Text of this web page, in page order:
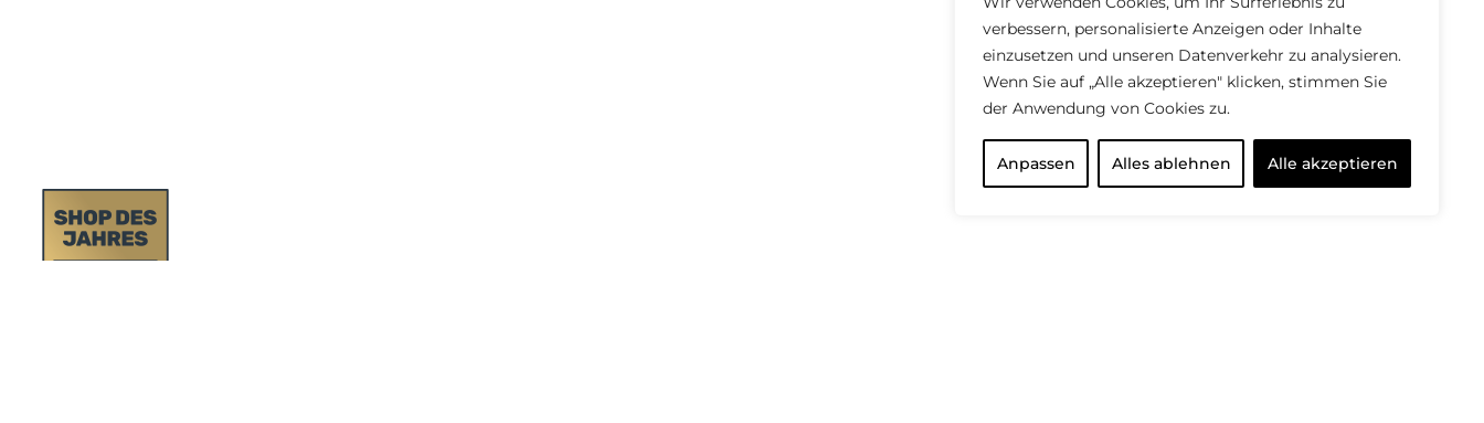
verbessern, personalisierte Anzeigen oder Inhalte
einzusetzen und unseren Datenverkehr zu analysieren.
Wenn Sie auf „Alle akzeptieren" klicken, stimmen Sie
der Anwendung von Cookies zu.
Anpassen Alles ablehnen Alle akzeptieren